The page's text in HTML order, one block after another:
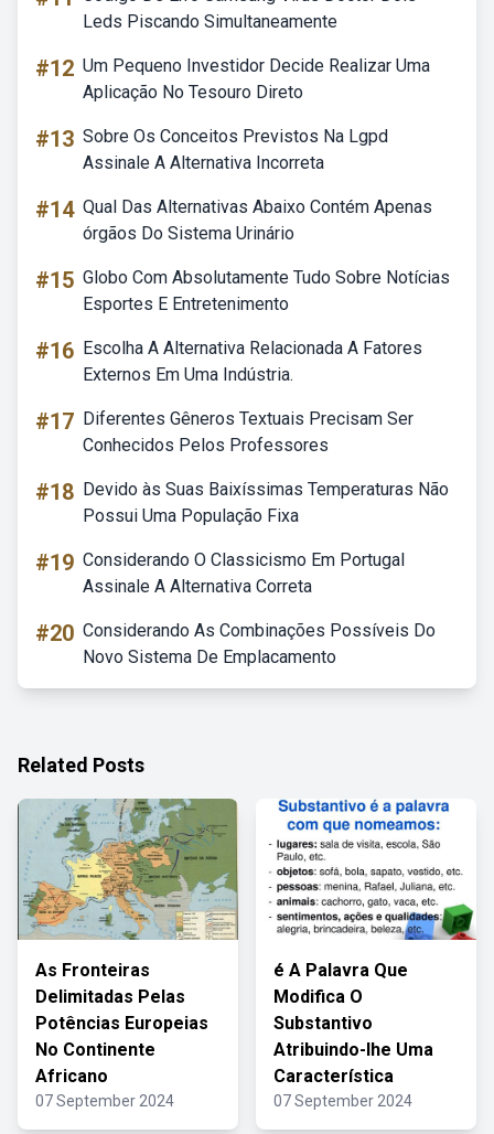
Leds Piscando Simultaneamente
#12 Um Pequeno Investidor Decide Realizar Uma
Aplicação No Tesouro Direto
#13 Sobre Os Conceitos Previstos Na Lgpd
Assinale A Alternativa Incorreta
#14 Qual Das Alternativas Abaixo Contém Apenas
órgãos Do Sistema Urinário
#15 Globo Com Absolutamente Tudo Sobre Notícias
Esportes E Entretenimento
#16 Escolha A Alternativa Relacionada A Fatores
Externos Em Uma Indústria.
#17 Diferentes Gêneros Textuais Precisam Ser
Conhecidos Pelos Professores
#18 Devido às Suas Baixíssimas Temperaturas Não
Possui Uma População Fixa
#19 Considerando O Classicismo Em Portugal
Assinale A Alternativa Correta
#20 Considerando As Combinações Possíveis Do
Novo Sistema De Emplacamento
Related Posts
As Fronteiras
Delimitadas Pelas
Potências Europeias
No Continente
Africano
07 September 2024
é A Palavra Que
Modifica O
Substantivo
Atribuindo-lhe Uma
Característica
07 September 2024